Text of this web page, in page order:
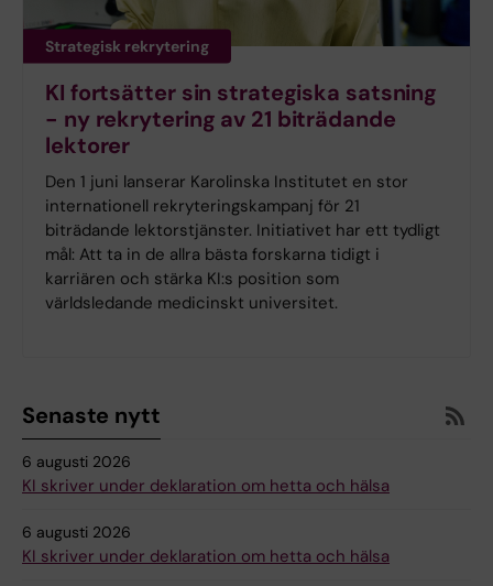
Strategisk rekrytering
KI fortsätter sin strategiska satsning
- ny rekrytering av 21 biträdande
lektorer
Den 1 juni lanserar Karolinska Institutet en stor
internationell rekryteringskampanj för 21
biträdande lektorstjänster. Initiativet har ett tydligt
mål: Att ta in de allra bästa forskarna tidigt i
karriären och stärka KI:s position som
världsledande medicinskt universitet.
Senaste nytt
6 augusti 2026
KI skriver under deklaration om hetta och hälsa
6 augusti 2026
KI skriver under deklaration om hetta och hälsa